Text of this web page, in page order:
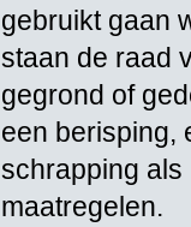
gebruikt gaan
staan de raad
gegrond of
een berisping,
schrapping als
maatregelen.